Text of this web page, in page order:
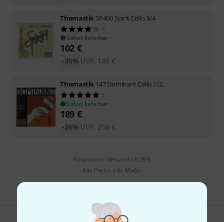
Thomastik SP400 Spirit Cello 3/4
1
Sofort lieferbar
102 €
UVP: 146 €
-30%
Thomastik 147 Dominant Cello 1/2
1
Sofort lieferbar
189 €
UVP: 256 €
-26%
Kostenloser Versand ab 29 €
Alle Preise inkl. MwSt.